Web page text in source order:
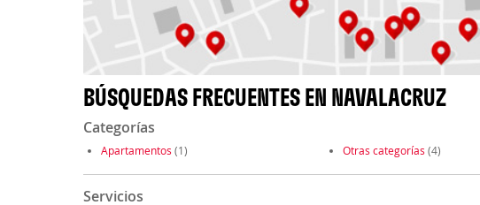
BÚSQUEDAS FRECUENTES EN NAVALACRUZ
Categorías
Apartamentos (1) Otras categorías (4)
Servicios